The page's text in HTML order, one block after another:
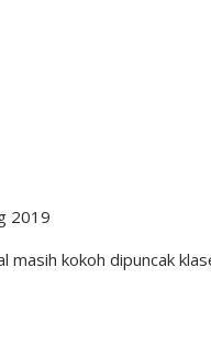
2019
kokoh dipuncak